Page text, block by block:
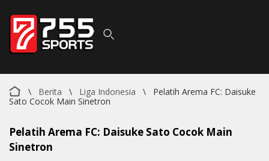
\ Berita \ Liga Indonesia \
Pelatih Arema FC: Daisuke
Sato Cocok Main Sinetron
Pelatih Arema FC: Daisuke Sato Cocok Main
Sinetron